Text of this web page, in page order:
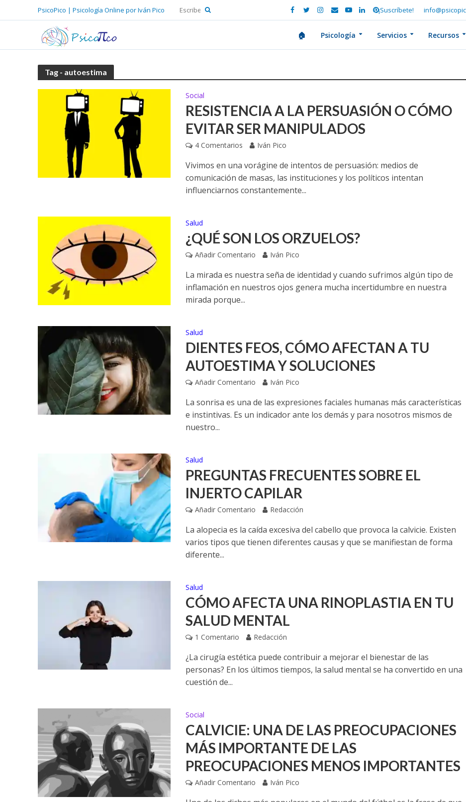
PsicoPico | Psicología Online por Iván Pico ¡Suscríbete!
🏠 Psicología Servicios Recursos
Tag - autoestima
Social
RESISTENCIA A LA PERSUASIÓN O CÓMO
EVITAR SER MANIPULADOS
4 Comentarios Iván Pico
Vivimos en una vorágine de intentos de persuasión: medios de
comunicación de masas, las instituciones y los políticos intentan
influenciarnos constantemente...
Salud
¿QUÉ SON LOS ORZUELOS?
Añadir Comentario Iván Pico
La mirada es nuestra seña de identidad y cuando sufrimos algún tipo de
inflamación en nuestros ojos genera mucha incertidumbre en nuestra
mirada porque...
Salud
DIENTES FEOS, CÓMO AFECTAN A TU
AUTOESTIMA Y SOLUCIONES
Añadir Comentario Iván Pico
La sonrisa es una de las expresiones faciales humanas más características
e instintivas. Es un indicador ante los demás y para nosotros mismos de
nuestro...
Salud
PREGUNTAS FRECUENTES SOBRE EL
INJERTO CAPILAR
Añadir Comentario Redacción
La alopecia es la caída excesiva del cabello que provoca la calvicie. Existen
varios tipos que tienen diferentes causas y que se manifiestan de forma
diferente...
Salud
CÓMO AFECTA UNA RINOPLASTIA EN TU
SALUD MENTAL
1 Comentario Redacción
¿La cirugía estética puede contribuir a mejorar el bienestar de las
personas? En los últimos tiempos, la salud mental se ha convertido en una
cuestión de...
Social
CALVICIE: UNA DE LAS PREOCUPACIONES
MÁS IMPORTANTE DE LAS
PREOCUPACIONES MENOS IMPORTANTES
Añadir Comentario Iván Pico